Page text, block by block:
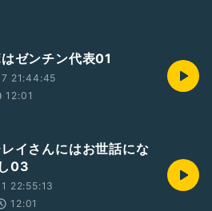
ゼンチン代表01
21:44:45
12:01
イさんにはお世話にな
03
22:55:13
12:01